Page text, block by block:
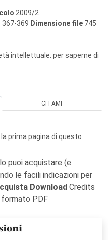
2009/2
367-369 Dimensione file 745
intellettuale: per saperne di
CITAMI
prima pagina di questo
puoi acquistare (e
le facili indicazioni per
Download Credits
PDF